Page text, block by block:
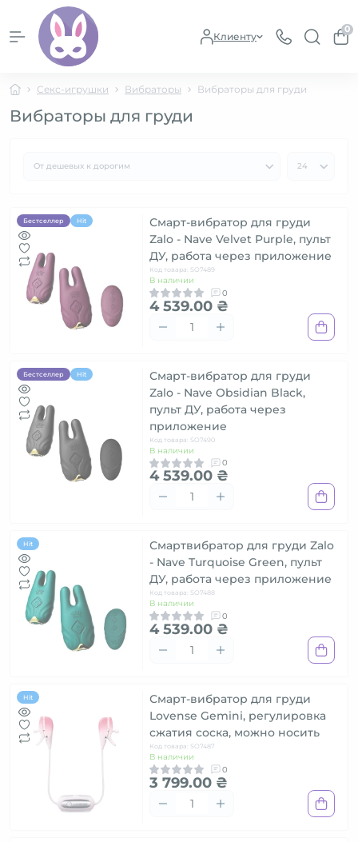
Клиенту
0
Секс-игрушки Вибраторы Вибраторы для груди
Вибраторы для груди
Бестселлер Hit
Смарт-вибратор для груди
Zalo - Nave Velvet Purple, пульт
ДУ, работа через приложение
Код товара: SO7489
В наличии
0
4 539.00 ₴
Бестселлер Hit
Смарт-вибратор для груди
Zalo - Nave Obsidian Black,
пульт ДУ, работа через
приложение
Код товара: SO7490
В наличии
0
4 539.00 ₴
Hit
Смартвибратор для груди Zalo
- Nave Turquoise Green, пульт
ДУ, работа через приложение
Код товара: SO7488
В наличии
0
4 539.00 ₴
Hit
Смарт-вибратор для груди
Lovense Gemini, регулировка
сжатия соска, можно носить
Код товара: SO7487
В наличии
0
3 799.00 ₴